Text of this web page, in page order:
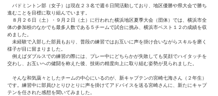
バドミントン部（女子）は現在２３名で週６日間活動しており、地区優勝や県大会で勝ち
進むことを目標に取り組んでいます。
８月２６日（土）・９月２日（土）に行われた横浜地区夏季大会（団体）では、横浜市全
体の参加校のなかでも最多人数である５チームで試合に挑み、横浜市ベスト１２の成績を収
めました。
未経験で入部した部員もおり、普段の練習ではお互いに声を掛け合いながらスキルを磨く
様子が目に留まりました。
例えばダブルスでの練習の際には、プレー中にどちらかが失敗しても笑顔でハイタッチを
交わし、お互いへの健闘を称えた後、技術の精度向上に取り組む姿勢が見られました。
そんな和気藹々としたチームの中心にいるのが、新キャプテンの宮崎七海さん（２年生）
です。練習中に部員ひとりひとりに声を掛けてアドバイスを送る宮崎さんに、新たにキャプ
テンを任された感想を聞いてみました。